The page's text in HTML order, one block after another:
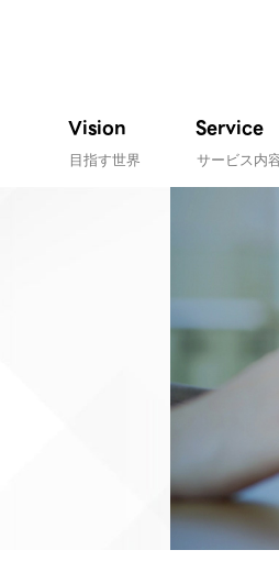
Vision
目指す世界
Service
サービス内